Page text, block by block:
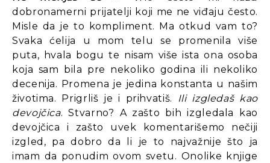
dobronamerni prijatelji koji me ne viđaju često.
Misle da je to kompliment. Ma otkud vam to?
Svaka ćelija u mom telu se promenila više
puta, hvala bogu te nisam više ista ona osoba
koja sam bila pre nekoliko godina ili nekoliko
decenija. Promena je jedina konstanta u našim
životima. Prigrliš je i prihvatiš.
Ili izgledaš kao
devojčica. Stvarno? A zašto bih izgledala kao
devojčica i zašto uvek komentarišemo nečiji
izgled, pa dobro da li je to najvažnije što ja
imam da ponudim ovom svetu. Onolike knjige